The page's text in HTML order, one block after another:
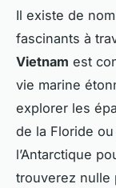
Il existe de
fascinants à
Vietnam est
vie marine
explorer les
de la Floride
l’Antarctique
trouverez nulle